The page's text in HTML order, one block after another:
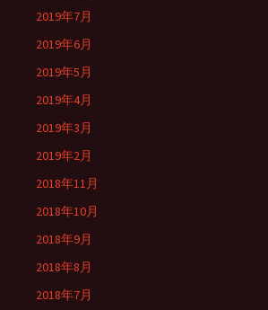
2019年7月
2019年6月
2019年5月
2019年4月
2019年3月
2019年2月
2018年11月
2018年10月
2018年9月
2018年8月
2018年7月